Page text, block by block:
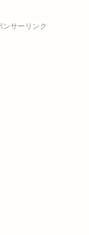
ンサーリンク